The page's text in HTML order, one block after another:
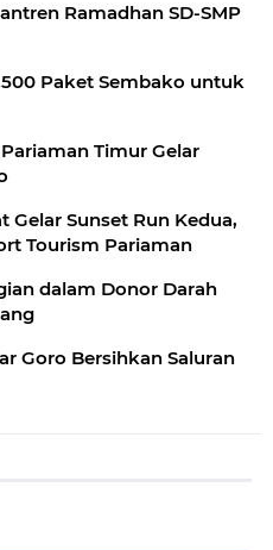
Ramadhan SD-SMP
Paket Sembako untuk
Timur Gelar
Gelar Sunset Run Kedua,
Tourism Pariaman
dalam Donor Darah
Goro Bersihkan Saluran